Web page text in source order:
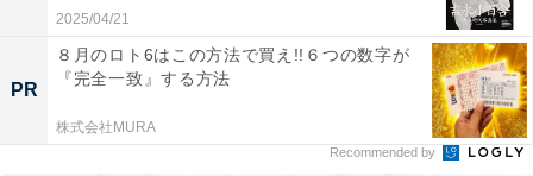
集要素があり、また難しく、何度も挑戦していたと思い
ます。神殿の中で、上からピアノのモンスターが降って
くる場所が怖くて、ビクビクしながら遊んでいました」
（30代女性／埼玉県）、「時のオカリナは今でもやりた
くなるくらいシリーズの中で1番好きでした」（30代女
2025/04/21
PR
８月のロト6はこの方法で買え!!６つの数字が
『完全一致』する方法
株式会社MURA
Recommended by